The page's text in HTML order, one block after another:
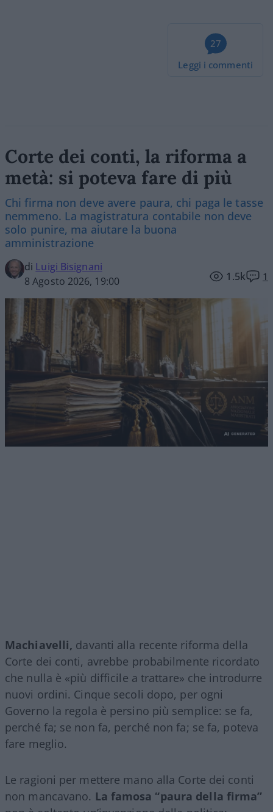
27
Leggi i commenti
Corte dei conti, la riforma a
metà: si poteva fare di più
Chi firma non deve avere paura, chi paga le tasse
nemmeno. La magistratura contabile non deve
solo punire, ma aiutare la buona
amministrazione
di Luigi Bisignani
8 Agosto 2026, 19:00
1.5k 1
Machiavelli, davanti alla recente riforma della
Corte dei conti, avrebbe probabilmente ricordato
che nulla è «più difficile a trattare» che introdurre
nuovi ordini. Cinque secoli dopo, per ogni
Governo la regola è persino più semplice: se fa,
perché fa; se non fa, perché non fa; se fa, poteva
fare meglio.
Le ragioni per mettere mano alla Corte dei conti
non mancavano. La famosa “paura della firma”